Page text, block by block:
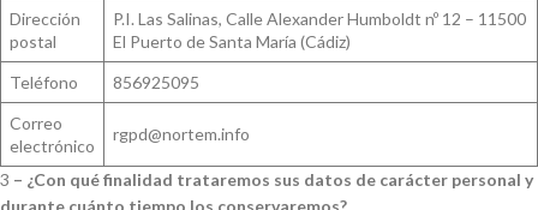
Dirección
postal
P.I. Las Salinas, Calle Alexander Humboldt nº 12 – 11500
El Puerto de Santa María (Cádiz)
Teléfono
856925095
Correo
electrónico
rgpd@nortem.info
3 – ¿Con qué finalidad trataremos sus datos de carácter personal y